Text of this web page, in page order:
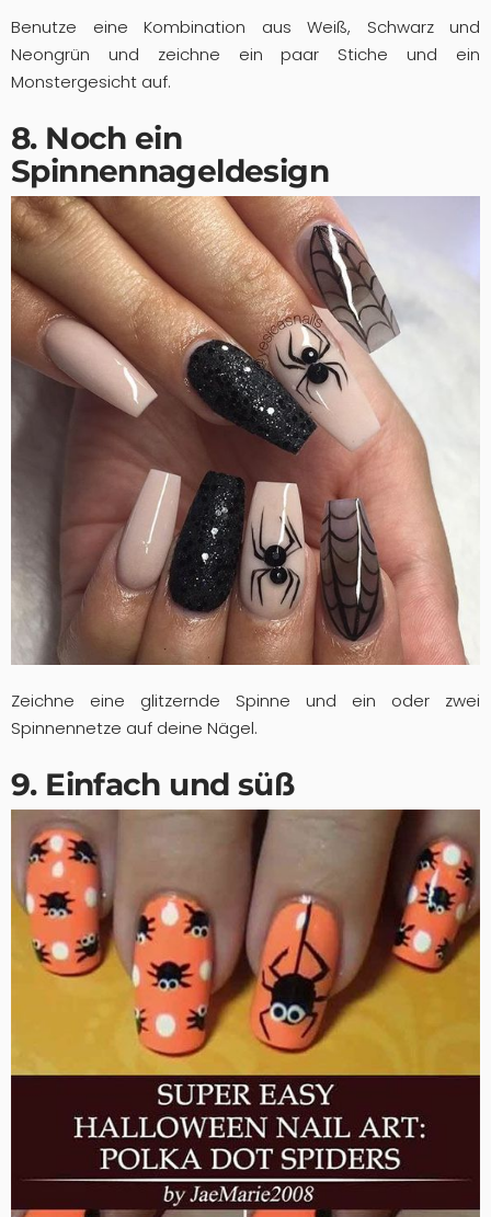
Benutze eine Kombination aus Weiß, Schwarz und
Neongrün und zeichne ein paar Stiche und ein
Monstergesicht auf.
8. Noch ein
Spinnennageldesign
Zeichne eine glitzernde Spinne und ein oder zwei
Spinnennetze auf deine Nägel.
9. Einfach und süß